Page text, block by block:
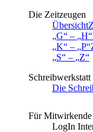
Die Zeitzeugen
Übersicht
G
– H
K
– P
S
–
Z
Schreibwerkstatt
Die
Für Mitwirkende
LogIn